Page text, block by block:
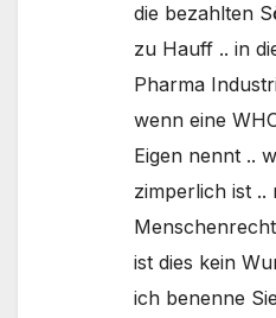
die bezahlten
zu Hauff .. in
Pharma
wenn eine
Eigen nennt ..
zimperlich ist ..
ist dies kein
ich benenne